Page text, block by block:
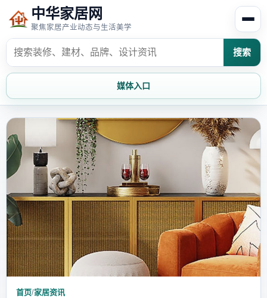
中华家居网
聚焦家居产业动态与生活美学
搜索
媒体入口
家居资讯
家居风水
时尚饰家 装修设计
家具知识 家居文化
家装攻略 创意家居
首页/家居资讯